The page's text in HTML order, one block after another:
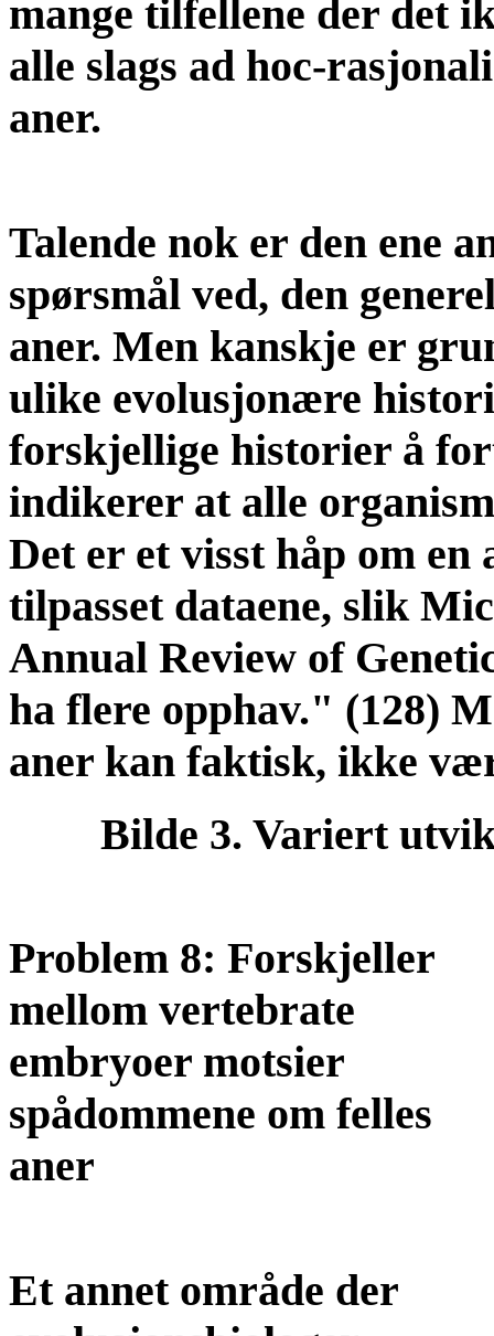
mange tilfellene der det
alle slags ad hoc-
aner.
Talende nok er den ene
spørsmål ved, den
aner. Men kanskje er
ulike evolusjonære
forskjellige historier å
indikerer at alle
Det er et visst håp om
tilpasset dataene, slik
Annual Review of
ha flere opphav." (128)
aner kan faktisk, ikke
Bilde 3. Variert
Problem 8: Forskjeller
mellom vertebrate
embryoer motsier
spådommene om felles
aner
Et annet område der